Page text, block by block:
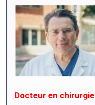
Docteur en